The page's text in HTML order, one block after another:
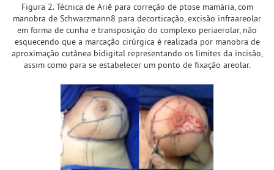
Figura 2. Técnica de Ariê para correção de ptose mamária, com
manobra de Schwarzmann8 para decorticação, excisão infraareolar
em forma de cunha e transposição do complexo periaerolar, não
esquecendo que a marcação cirúrgica é realizada por manobra de
aproximação cutânea bidigital representando os limites da incisão,
assim como para se estabelecer um ponto de fixação areolar.